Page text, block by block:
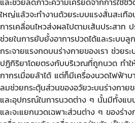
ใหญ่แล้วจะทำงานด้วยระบบแรงสั่นสะเ
การเคลื่อนไหวส่งผลไปตามเส้นประสาท
ช่วยในการยับยั้งอาการปวดได้และระบบ
กระจายแรงกดบนร่างกายของเรา ช่วยร
ปฏิกิริยาโดยตรงกับบริเวณที่ถูกนวด ทำใ
กากรเมื่อยล้าได้ แต่ก็มีเครื่องนวดไฟฟ้า
ลมช่วยกระตุ้นส่วนของอวัยวะบนร่างกาย
และอุปกรณ์ในการนวดต่าง ๆ นั้นมีทั้งแบ
และจะแยกนวดเฉพาะส่วนต่าง ๆ ของร่า